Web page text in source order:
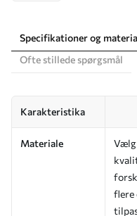
Specifikationer og
Ofte stillede spørgsmål
Karakteristika
Materiale
Vælg
flere